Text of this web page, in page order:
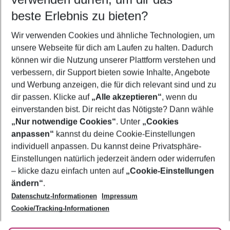
5-8 Nächte
2 Erwachsene Keine Kinder
Mehr Filter anzeigen
Footer
Footer navigation
Über uns
AGB
Bestpreisgarantie
Cookie-Einstellungen ändern
Cookie-Richtlinie
Agenturbetreuung
Barrierefreies Reisen
Folge uns
beste Erlebnis zu bieten?
Wir verwenden Cookies und ähnliche Technologien, um
unsere Webseite für dich am Laufen zu halten. Dadurch
können wir die Nutzung unserer Plattform verstehen und
verbessern, dir Support bieten sowie Inhalte, Angebote
und Werbung anzeigen, die für dich relevant sind und zu
dir passen. Klicke auf „Alle akzeptieren“, wenn du
einverstanden bist. Dir reicht das Nötigste? Dann wähle
„Nur notwendige Cookies“. Unter „Cookies
anpassen“ kannst du deine Cookie-Einstellungen
individuell anpassen. Du kannst deine Privatsphäre-
Einstellungen natürlich jederzeit ändern oder widerrufen
– klicke dazu einfach unten auf „Cookie-Einstellungen
ändern“.
Datenschutz-Informationen
Impressum
Cookie/Tracking-Informationen